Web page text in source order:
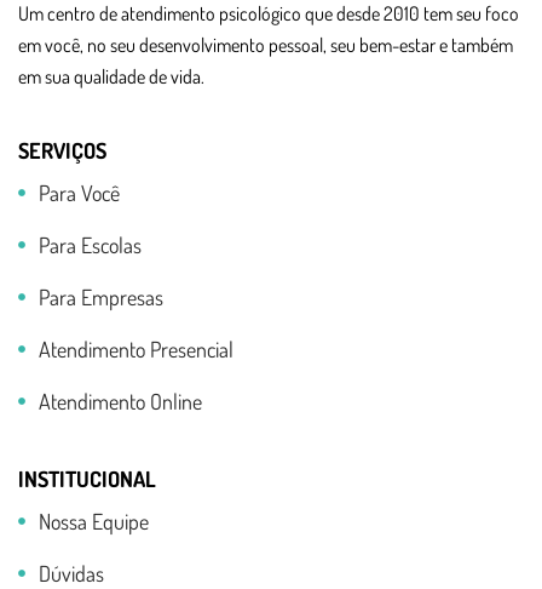
Um centro de atendimento psicológico que desde 2010 tem seu foco
em você, no seu desenvolvimento pessoal, seu bem-estar e também
em sua qualidade de vida.
SERVIÇOS
Para Você
Para Escolas
Para Empresas
Atendimento Presencial
Atendimento Online
INSTITUCIONAL
Nossa Equipe
Dúvidas